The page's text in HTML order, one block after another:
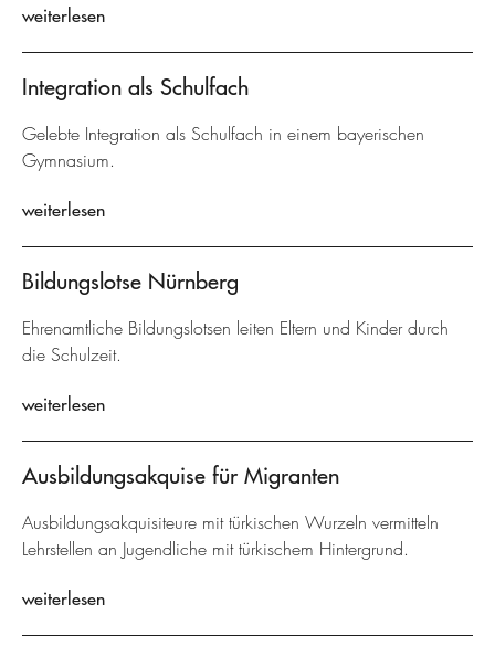
weiterlesen
Integration als Schulfach
Gelebte Integration als Schulfach in einem bayerischen
Gymnasium.
weiterlesen
Bildungslotse Nürnberg
Ehrenamtliche Bildungslotsen leiten Eltern und Kinder durch
die Schulzeit.
weiterlesen
Ausbildungsakquise für Migranten
Ausbildungsakquisiteure mit türkischen Wurzeln vermitteln
Lehrstellen an Jugendliche mit türkischem Hintergrund.
weiterlesen